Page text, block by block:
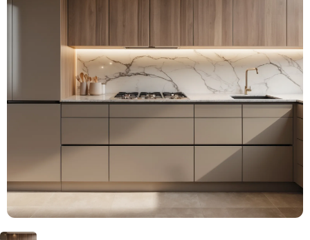
Оплата и доставка
Акции и скидки
Портфолио